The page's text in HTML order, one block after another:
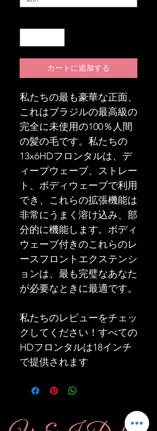
カートに追加する
私たちの最も豪華な正面、
これはブラジルの最高級の
完全に未使用の100％人間
の髪の毛です。私たちの
13x6HDフロンタルは、デ
ィープウェーブ、ストレー
ト、ボディウェーブで利用
でき、これらの拡張機能は
非常にうまく溶け込み、部
分的に機能します。ボディ
ウェーブ付きのこれらのレ
ースフロントエクステンシ
ョンは、最も完璧なあなた
が必要なときに最適です。
私たちのレビューをチェッ
クしてください！すべての
HDフロンタルは18インチ
で提供されます